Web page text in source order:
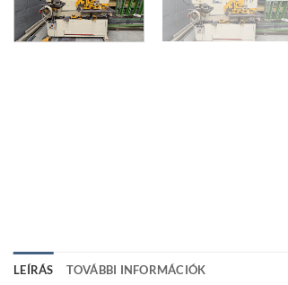
LEÍRÁS TOVÁBBI INFORMÁCIÓK